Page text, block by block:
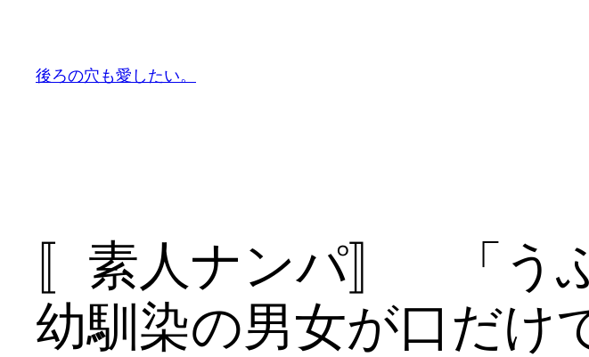
後ろの穴も愛したい。
〚素人ナンパ〛 「う
幼馴染の男女が口だけ